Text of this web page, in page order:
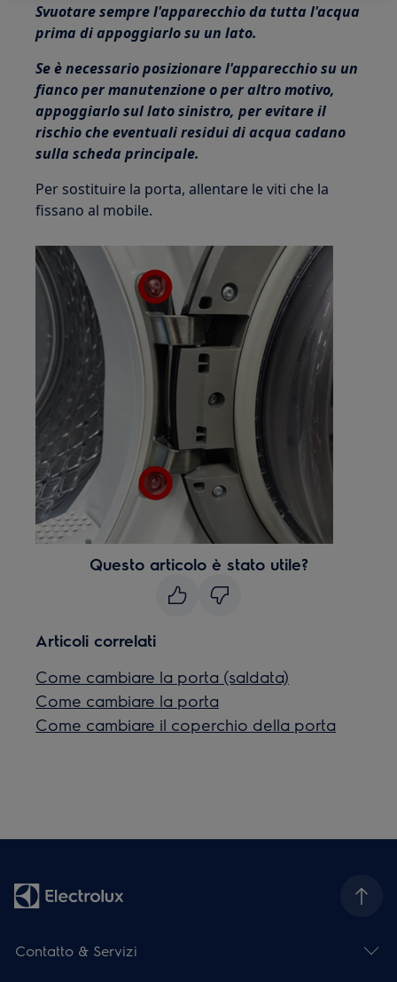
Svuotare sempre l'apparecchio da tutta l'acqua
prima di appoggiarlo su un lato.
Se è necessario posizionare l'apparecchio su un
fianco per manutenzione o per altro motivo,
appoggiarlo sul lato sinistro, per evitare il
rischio che eventuali residui di acqua cadano
sulla scheda principale.
Per sostituire la porta, allentare le viti che la
fissano al mobile.
Questo articolo è stato utile?
Articoli correlati
Come cambiare la porta (saldata)
Come cambiare la porta
Come cambiare il coperchio della porta
Contatto & Servizi